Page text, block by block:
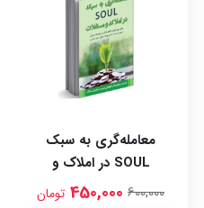
معامله‌گری به سبک
SOUL در املاک و
مستغلات 600,000
450,000 تومان